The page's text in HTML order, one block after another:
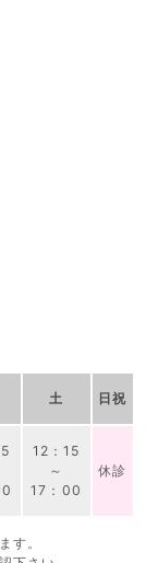
土 日祝
12：15
～
17：00
休診
す。